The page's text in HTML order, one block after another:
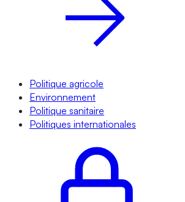
Politique agricole
Environnement
Politique sanitaire
Politiques internationales